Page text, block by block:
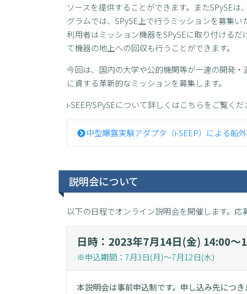
ソースを提供することができます。またSPySE
グラムでは、SPySE上で行うミッションを募集い
利用者はミッション機器をSPySEに取り付ける
て機器の地上への回収も行うことができます。
今回は、国内の大学や公的機関等が一連の開発
に資する革新的なミッションを募集します。
i-SEEP/SPySEについて詳しくはこちらをご覧くだ
中型曝露実験アダプタ（i-SEEP）による船
説明会について
以下の日程でオンライン説明会を開催します。応
日時：2023年7月14日(金) 14:00～
※申込期間：7月3日(月)～7月12日(水)
本説明会は事前申込制です。申し込み先につき